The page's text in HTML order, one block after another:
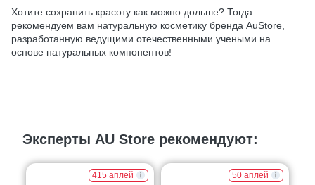
Хотите сохранить красоту как можно дольше? Тогда
рекомендуем вам натуральную косметику бренда AuStore,
разработанную ведущими отечественными учеными на
основе натуральных компонентов!
Эксперты AU Store рекомендуют:
415 аплей 50 аплей